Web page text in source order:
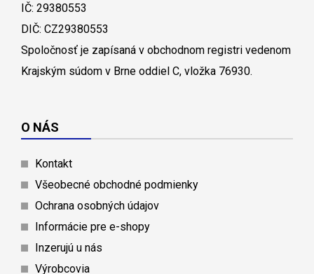
IČ: 29380553
DIČ: CZ29380553
Spoločnosť je zapísaná v obchodnom registri vedenom
Krajským súdom v Brne oddiel C, vložka 76930.
O NÁS
Kontakt
Všeobecné obchodné podmienky
Ochrana osobných údajov
Informácie pre e-shopy
Inzerujú u nás
Výrobcovia